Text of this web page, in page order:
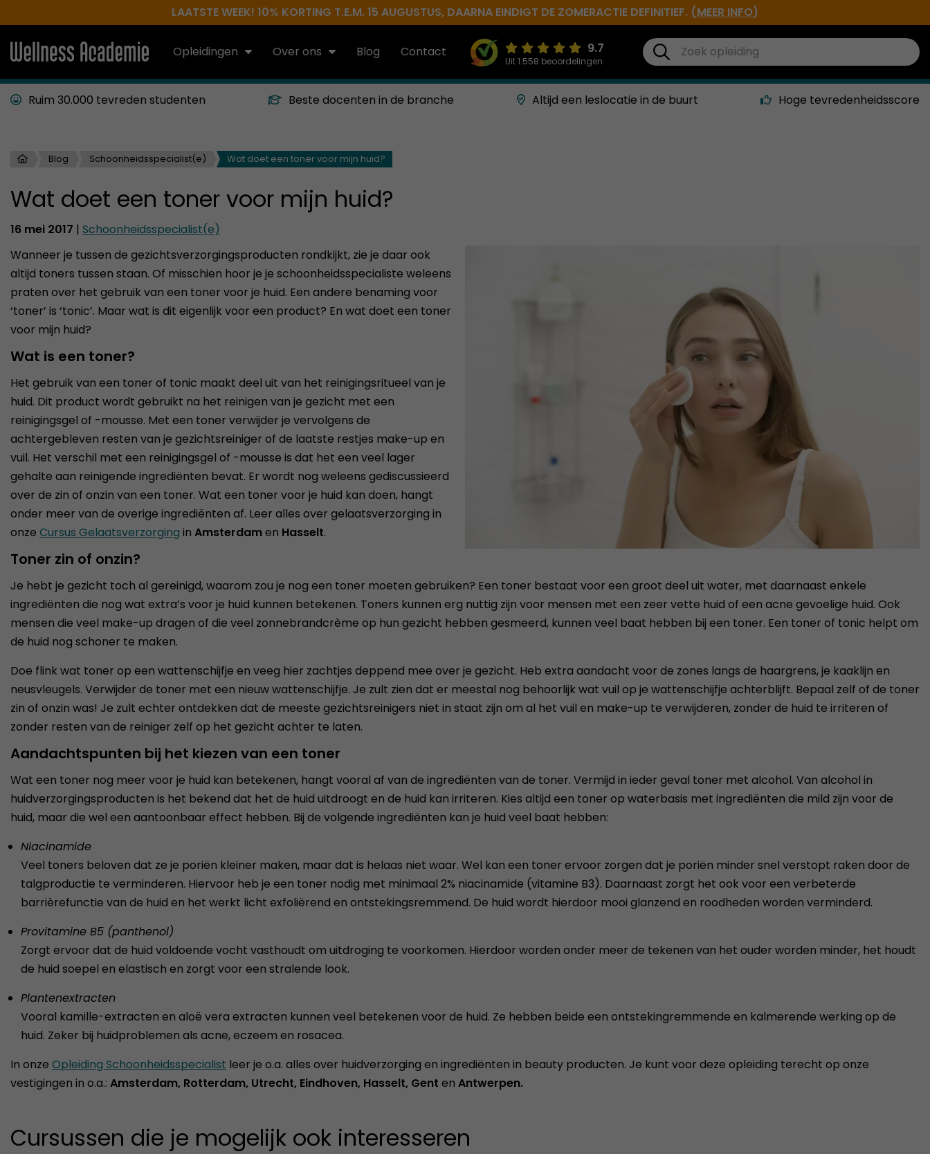
LAATSTE WEEK! 10% KORTING T.E.M. 15 AUGUSTUS, DAARNA EINDIGT DE ZOMERACTIE DEFINITIEF. (MEER INFO)
Opleidingen Over ons Blog Contact 9.7
Uit 1.558 beoordelingen
Ruim 30.000 tevreden studenten Beste docenten in de branche Altijd een leslocatie in de buurt Hoge tevredenheidsscore
Blog Schoonheidsspecialist(e) Wat doet een toner voor mijn huid?
Wat doet een toner voor mijn huid?
16 mei 2017 | Schoonheidsspecialist(e)
Wanneer je tussen de gezichtsverzorgingsproducten rondkijkt, zie je daar ook
altijd toners tussen staan. Of misschien hoor je je schoonheidsspecialiste weleens
praten over het gebruik van een toner voor je huid. Een andere benaming voor
‘toner’ is ‘tonic’. Maar wat is dit eigenlijk voor een product? En wat doet een toner
voor mijn huid?
Wat is een toner?
Het gebruik van een toner of tonic maakt deel uit van het reinigingsritueel van je
huid. Dit product wordt gebruikt na het reinigen van je gezicht met een
reinigingsgel of -mousse. Met een toner verwijder je vervolgens de
achtergebleven resten van je gezichtsreiniger of de laatste restjes make-up en
vuil. Het verschil met een reinigingsgel of -mousse is dat het een veel lager
gehalte aan reinigende ingrediënten bevat. Er wordt nog weleens gediscussieerd
over de zin of onzin van een toner. Wat een toner voor je huid kan doen, hangt
onder meer van de overige ingrediënten af. Leer alles over gelaatsverzorging in
onze Cursus Gelaatsverzorging in Amsterdamen Hasselt.
Toner zin of onzin?
Je hebt je gezicht toch al gereinigd, waarom zou je nog een toner moeten gebruiken? Een toner bestaat voor een groot deel uit water, met daarnaast enkele
ingrediënten die nog wat extra’s voor je huid kunnen betekenen. Toners kunnen erg nuttig zijn voor mensen met een zeer vette huid of een acne gevoelige huid. Ook
mensen die veel make-up dragen of die veel zonnebrandcrème op hun gezicht hebben gesmeerd, kunnen veel baat hebben bij een toner. Een toner of tonic helpt om
de huid nog schoner te maken.
Doe flink wat toner op een wattenschijfje en veeg hier zachtjes deppend mee over je gezicht. Heb extra aandacht voor de zones langs de haargrens, je kaaklijn en
neusvleugels. Verwijder de toner met een nieuw wattenschijfje. Je zult zien dat er meestal nog behoorlijk wat vuil op je wattenschijfje achterblijft. Bepaal zelf of de toner
zin of onzin was! Je zult echter ontdekken dat de meeste gezichtsreinigers niet in staat zijn om al het vuil en make-up te verwijderen, zonder de huid te irriteren of
zonder resten van de reiniger zelf op het gezicht achter te laten.
Aandachtspunten bij het kiezen van een toner
Wat een toner nog meer voor je huid kan betekenen, hangt vooral af van de ingrediënten van de toner. Vermijd in ieder geval toner met alcohol. Van alcohol in
huidverzorgingsproducten is het bekend dat het de huid uitdroogt en de huid kan irriteren. Kies altijd een toner op waterbasis met ingrediënten die mild zijn voor de
huid, maar die wel een aantoonbaar effect hebben. Bij de volgende ingrediënten kan je huid veel baat hebben:
Niacinamide
Veel toners beloven dat ze je poriën kleiner maken, maar dat is helaas niet waar. Wel kan een toner ervoor zorgen dat je poriën minder snel verstopt raken door de
talgproductie te verminderen. Hiervoor heb je een toner nodig met minimaal 2% niacinamide (vitamine B3). Daarnaast zorgt het ook voor een verbeterde
barrièrefunctie van de huid en het werkt licht exfoliërend en ontstekingsremmend. De huid wordt hierdoor mooi glanzend en roodheden worden verminderd.
Provitamine B5 (panthenol)
Zorgt ervoor dat de huid voldoende vocht vasthoudt om uitdroging te voorkomen. Hierdoor worden onder meer de tekenen van het ouder worden minder, het houdt
de huid soepel en elastisch en zorgt voor een stralende look.
Plantenextracten
Vooral kamille-extracten en aloë vera extracten kunnen veel betekenen voor de huid. Ze hebben beide een ontstekingremmende en kalmerende werking op de
huid. Zeker bij huidproblemen als acne, eczeem en rosacea.
In onze Opleiding Schoonheidsspecialist leer je o.a. alles over huidverzorging en ingrediënten in beauty producten. Je kunt voor deze opleiding terecht op onze
vestigingen in o.a.: Amsterdam, Rotterdam, Utrecht, Eindhoven, Hasselt, Gent en Antwerpen.
Cursussen die je mogelijk ook interesseren